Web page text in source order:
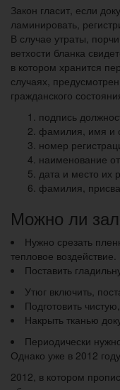
Закон гласит, если
ламинировать,
В случае утраты,
ветхости бланка
в котором хранится
случаях,
гражданского
подпись
фамилия, имя и
номер
наименование
дата и место их
фамилия,
Можно ли
Нужно срезать
тепловое воздействие.
Поставить
Утюг включить,
Подготовить
Накрыть тканью
Периодически
Однако уже в 2012
2012, в котором